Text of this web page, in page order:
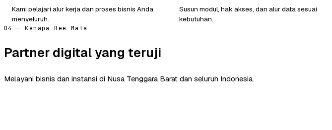
Kami pelajari alur kerja dan proses bisnis Anda
menyeluruh.
Susun modul, hak akses, dan alur data sesuai
kebutuhan.
04 — Kenapa Bee Mata
Partner digital yang teruji
Melayani bisnis dan instansi di Nusa Tenggara Barat dan seluruh Indonesia.